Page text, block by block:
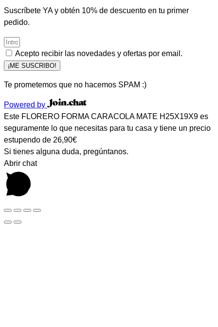
Suscríbete YA y obtén 10% de descuento en tu primer
pedido.
Acepto recibir las novedades y ofertas por email.
¡ME SUSCRIBO!
Te prometemos que no hacemos SPAM :)
Powered by
Este FLORERO FORMA CARACOLA MATE H25X19X9 es
seguramente lo que necesitas para tu casa y tiene un precio
estupendo de 26,90€
Si tienes alguna duda, pregúntanos.
Abrir chat